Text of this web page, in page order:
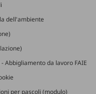
dell'ambiente
Abbigliamento da lavoro FAIE
per pascoli (modulo)